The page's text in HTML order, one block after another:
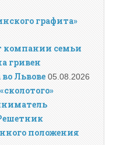
графита»
компании семьи
гривен
Львове 05.08.2026
положения